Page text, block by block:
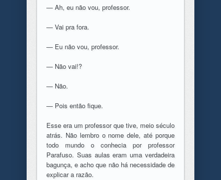
— Ah, eu não vou, professor.
— Vai pra fora.
— Eu não vou, professor.
— Não vai!?
— Não.
— Pois então fique.
Esse era um professor que tive, meio século
atrás. Não lembro o nome dele, até porque
todo mundo o conhecia por professor
Parafuso. Suas aulas eram uma verdadeira
bagunça, e acho que não há necessidade de
explicar a razão.